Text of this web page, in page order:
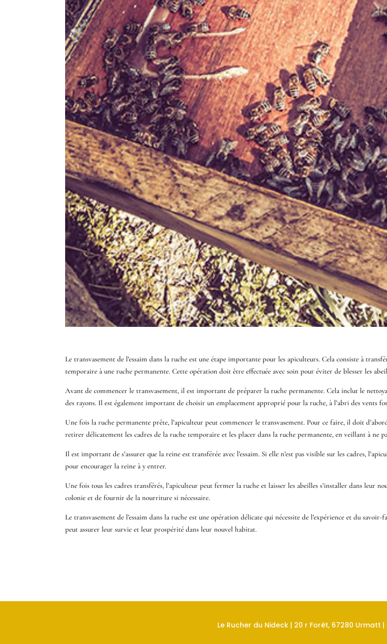
Le transvasement de l’essaim dans la ruche est une étape importante pour les apiculteurs. Cela consiste à
temporaire à une ruche permanente. Cette opération doit être effectuée avec soin pour éviter de blesser les
Avant de commencer le transvasement, il est important de préparer la ruche permanente. Cela inclut le
des rayons. Il est également important de choisir un emplacement approprié pour la ruche, à l’abri des vents
Une fois la ruche permanente prête, l’apiculteur peut commencer le transvasement. Pour ce faire, il doit
retirer délicatement les cadres de la ruche temporaire et les placer dans la ruche permanente, en veillant à ne
Il est important de s’assurer que la reine est transférée avec l’essaim. Si elle n’est pas visible sur les cadres,
pour encourager la reine à y entrer.
Une fois tous les cadres transférés, l’apiculteur peut fermer la ruche et laisser les abeilles s’installer dans leur
colonie et de fournir de la nourriture si nécessaire.
Le transvasement de l’essaim dans la ruche est une opération délicate qui nécessite de l’expérience et du
peut assurer leur survie et leur prospérité dans leur nouvel habitat.
Le Rucher du Nideck | 20 r Forêt, 67280 Urmatt |